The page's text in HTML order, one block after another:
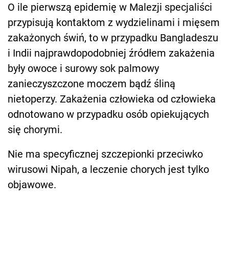
O ile pierwszą epidemię w Malezji specjaliści
przypisują kontaktom z wydzielinami i mięsem
zakażonych świń, to w przypadku Bangladeszu
i Indii najprawdopodobniej źródłem zakażenia
były owoce i surowy sok palmowy
zanieczyszczone moczem bądź śliną
nietoperzy. Zakażenia człowieka od człowieka
odnotowano w przypadku osób opiekujących
się chorymi.
Nie ma specyficznej szczepionki przeciwko
wirusowi Nipah, a leczenie chorych jest tylko
objawowe.